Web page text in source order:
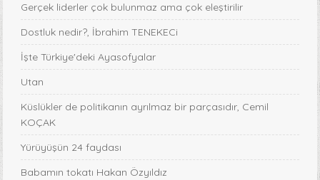
Gerçek liderler çok bulunmaz ama çok eleştirilir
Dostluk nedir?, İbrahim TENEKECi
İşte Türkiye'deki Ayasofyalar
Utan
Küslükler de politikanın ayrılmaz bir parçasıdır, Cemil
KOÇAK
Yürüyüşün 24 faydası
Babamın tokatı Hakan Özyıldız